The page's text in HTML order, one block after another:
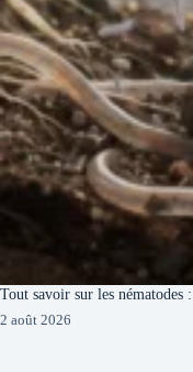
Tout savoir sur les
2 août 2026